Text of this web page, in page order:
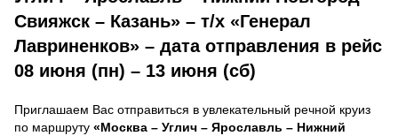
Свияжск – Казань» – т/х «Генерал
Лавриненков» – дата отправления в рейс
08 июня (пн) – 13 июня (сб)
Приглашаем Вас отправиться в увлекательный речной круиз
по маршруту «Москва – Углич – Ярославль – Нижний